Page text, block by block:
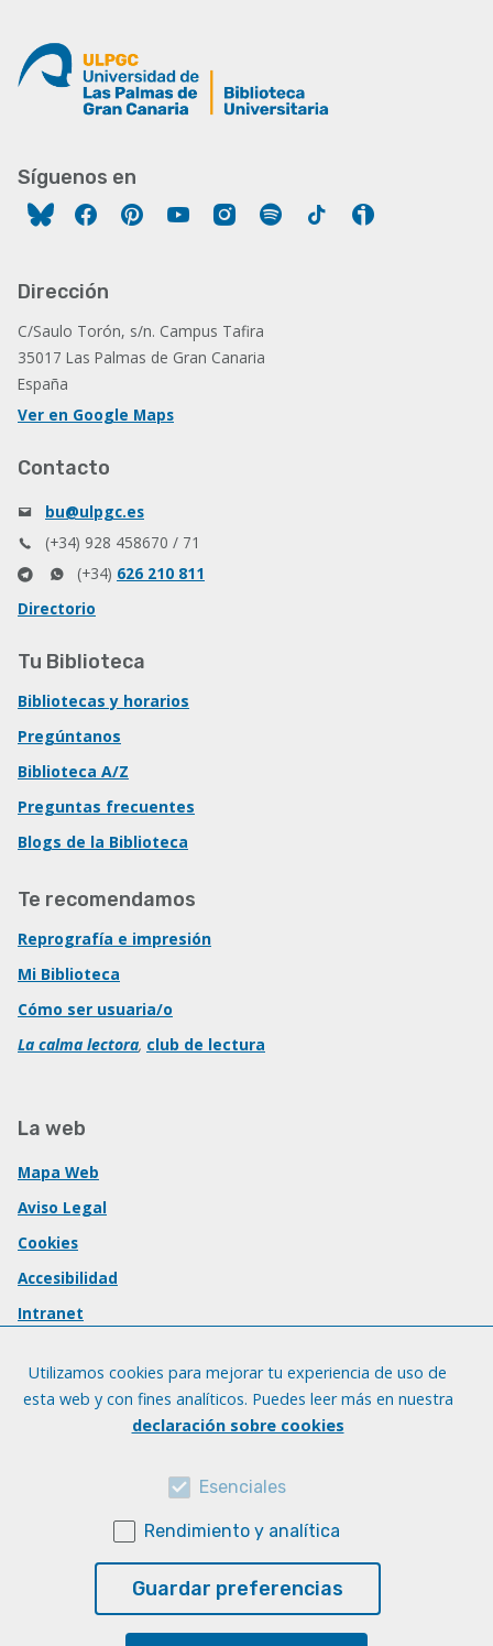
Síguenos en
FacebookPinterestYouTubeInstagram
Spotify Tiktok
Dirección
C/Saulo Torón, s/n. Campus Tafira
35017 Las Palmas de Gran Canaria
España
Ver en Google Maps
Contacto
bu@ulpgc.es
(+34) 928 458670 / 71
(+34) 626 210 811
Directorio
Tu Biblioteca
Bibliotecas y horarios
Pregúntanos
Biblioteca A/Z
Preguntas frecuentes
Blogs de la Biblioteca
Te recomendamos
Reprografía e impresión
Mi Biblioteca
Cómo ser usuaria/o
La calma lectora, club de lectura
La web
Mapa Web
Aviso Legal
Cookies
Accesibilidad
Intranet
Utilizamos cookies para mejorar tu experiencia de uso de
esta web y con fines analíticos. Puedes leer más en nuestra
declaración sobre cookies
Esenciales
Rendimiento y analítica
Guardar preferencias